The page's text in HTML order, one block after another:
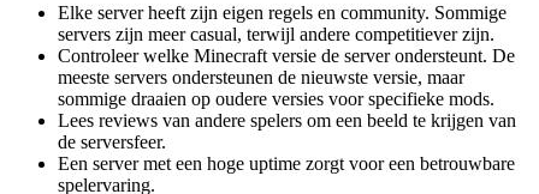
Elke server heeft zijn eigen regels en community. Sommige
servers zijn meer casual, terwijl andere competitiever zijn.
Controleer welke Minecraft versie de server ondersteunt. De
meeste servers ondersteunen de nieuwste versie, maar
sommige draaien op oudere versies voor specifieke mods.
Lees reviews van andere spelers om een beeld te krijgen van
de serversfeer.
Een server met een hoge uptime zorgt voor een betrouwbare
spelervaring.